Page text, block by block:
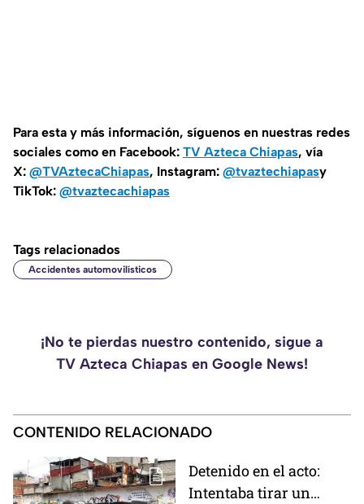
Para esta y más información, síguenos en nuestras redes
sociales como en Facebook: TV Azteca Chiapas, vía
X: @TVAztecaChiapas, Instagram: @tvaztechiapasy
TikTok: @tvaztecachiapas
Tags relacionados
Accidentes automovilísticos
¡No te pierdas nuestro contenido, sigue a
TV Azteca Chiapas en Google News!
CONTENIDO RELACIONADO
Detenido en el acto:
Intentaba tirar un